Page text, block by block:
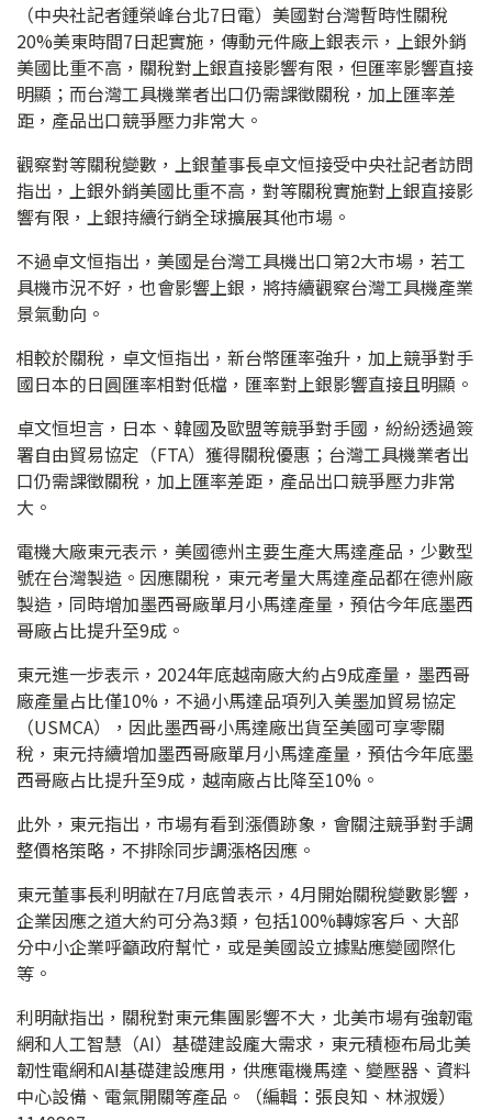
（中央社記者鍾榮峰台北7日電）美國對台灣暫時性關稅
20%美東時間7日起實施，傳動元件廠上銀表示，上銀外銷
美國比重不高，關稅對上銀直接影響有限，但匯率影響直接
明顯；而台灣工具機業者出口仍需課徵關稅，加上匯率差
距，產品出口競爭壓力非常大。
觀察對等關稅變數，上銀董事長卓文恒接受中央社記者訪問
指出，上銀外銷美國比重不高，對等關稅實施對上銀直接影
響有限，上銀持續行銷全球擴展其他市場。
不過卓文恒指出，美國是台灣工具機出口第2大市場，若工
具機市況不好，也會影響上銀，將持續觀察台灣工具機產業
景氣動向。
相較於關稅，卓文恒指出，新台幣匯率強升，加上競爭對手
國日本的日圓匯率相對低檔，匯率對上銀影響直接且明顯。
卓文恒坦言，日本、韓國及歐盟等競爭對手國，紛紛透過簽
署自由貿易協定（FTA）獲得關稅優惠；台灣工具機業者出
口仍需課徵關稅，加上匯率差距，產品出口競爭壓力非常
大。
電機大廠東元表示，美國德州主要生產大馬達產品，少數型
號在台灣製造。因應關稅，東元考量大馬達產品都在德州廠
製造，同時增加墨西哥廠單月小馬達產量，預估今年底墨西
哥廠占比提升至9成。
東元進一步表示，2024年底越南廠大約占9成產量，墨西哥
廠產量占比僅10%，不過小馬達品項列入美墨加貿易協定
（USMCA），因此墨西哥小馬達廠出貨至美國可享零關
稅，東元持續增加墨西哥廠單月小馬達產量，預估今年底墨
西哥廠占比提升至9成，越南廠占比降至10%。
此外，東元指出，市場有看到漲價跡象，會關注競爭對手調
整價格策略，不排除同步調漲格因應。
東元董事長利明献在7月底曾表示，4月開始關稅變數影響，
企業因應之道大約可分為3類，包括100%轉嫁客戶、大部
分中小企業呼籲政府幫忙，或是美國設立據點應變國際化
等。
利明献指出，關稅對東元集團影響不大，北美市場有強韌電
網和人工智慧（AI）基礎建設龐大需求，東元積極布局北美
韌性電網和AI基礎建設應用，供應電機馬達、變壓器、資料
中心設備、電氣開關等產品。（編輯：張良知、林淑媛）